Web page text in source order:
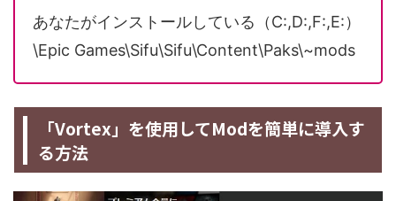
あなたがインストールしている（C:,D:,F:,E:）
\Epic Games\Sifu\Sifu\Content\Paks\~mods
「Vortex」を使用してModを簡単に導入す
る方法